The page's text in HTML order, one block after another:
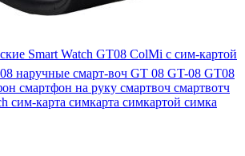
Smart Watch GT08 ColMi с сим-картой
наручные смарт-воч GT 08 GT-08 GT08
смартфон на руку смартвоч смартвотч
сим-карта симкарта симкартой симка